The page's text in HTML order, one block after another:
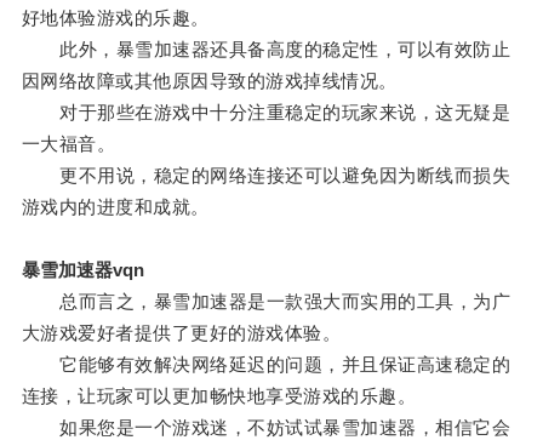
好地体验游戏的乐趣。
此外，暴雪加速器还具备高度的稳定性，可以有效防止
因网络故障或其他原因导致的游戏掉线情况。
对于那些在游戏中十分注重稳定的玩家来说，这无疑是
一大福音。
更不用说，稳定的网络连接还可以避免因为断线而损失
游戏内的进度和成就。
暴雪加速器vqn
总而言之，暴雪加速器是一款强大而实用的工具，为广
大游戏爱好者提供了更好的游戏体验。
它能够有效解决网络延迟的问题，并且保证高速稳定的
连接，让玩家可以更加畅快地享受游戏的乐趣。
如果您是一个游戏迷，不妨试试暴雪加速器，相信它会